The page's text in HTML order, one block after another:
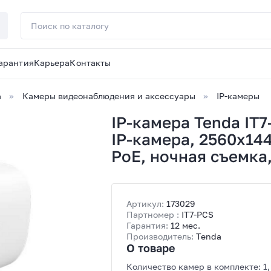
КарьераКонтакты
Камеры видеонаблюдения и аксессуары IP-камеры
IP-камера Tenda
IP-камера,
PoE, ночная
Артикул: 173029
Партномер : IT7-PCS
Гарантия: 12 мес.
Производитель: Tenda
О товаре
Количество камер в комплекте: 1,